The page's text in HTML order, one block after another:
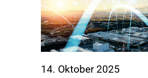
14. Oktober 2025